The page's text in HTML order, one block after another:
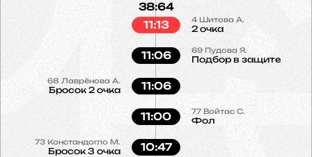
4 Шитова А.
2 очка
38:64
11:13
69 Пудова Я.
Подбор в защите
11:06
68 Лаврёнова А.
Бросок 2 очка 11:06
77 Войтас С.
Фол
11:00
73 Констандогло М.
Бросок 3 очка 10:47